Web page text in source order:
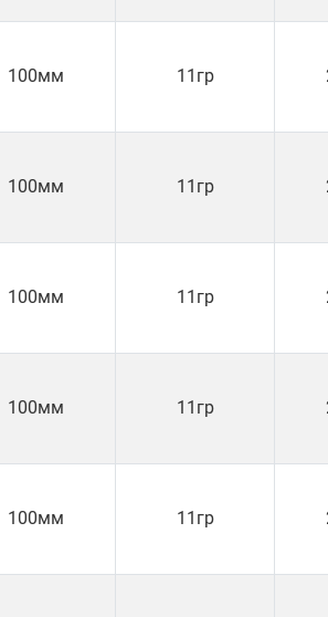
100мм 11гр
100мм 11гр
100мм 11гр
100мм 11гр
100мм 11гр